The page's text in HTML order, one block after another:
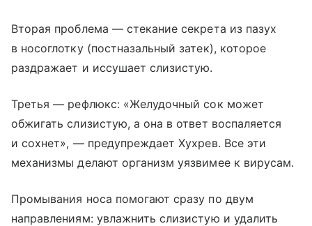
Вторая проблема — стекание секрета из пазух
в носоглотку (постназальный затек), которое
раздражает и иссушает слизистую.
Третья — рефлюкс: «Желудочный сок может
обжигать слизистую, а она в ответ воспаляется
и сохнет», — предупреждает Хухрев. Все эти
механизмы делают организм уязвимее к вирусам.
Промывания носа помогают сразу по двум
направлениям: увлажнить слизистую и удалить